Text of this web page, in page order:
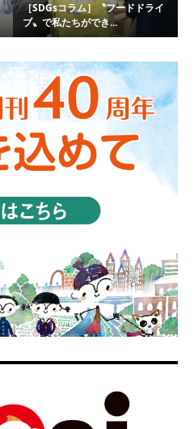
［SDGsコラム］〝フードドライ
ブ〟で私たちができ...